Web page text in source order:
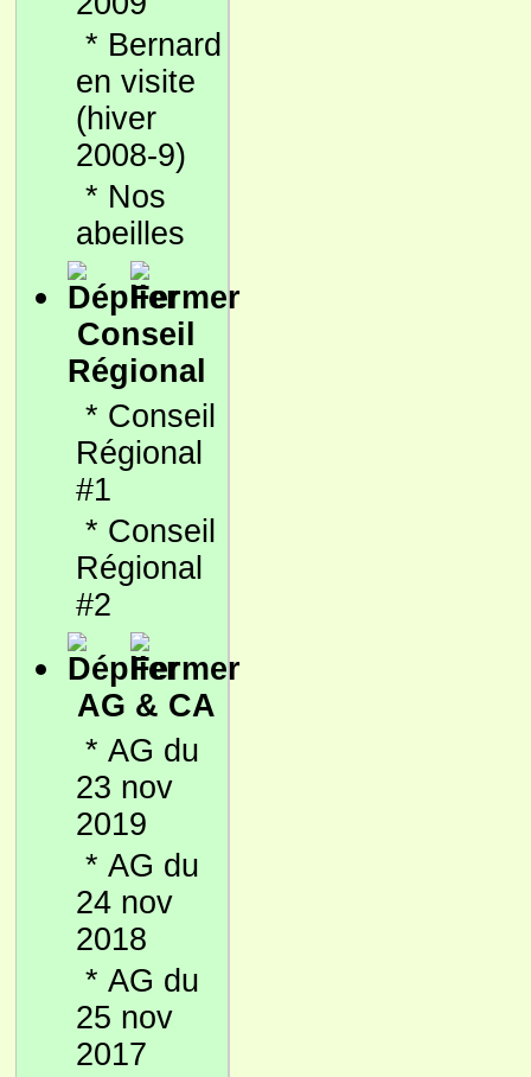
* Bernard
en visite
(hiver
2008-9)
* Nos
abeilles
Conseil
Régional
* Conseil
Régional
#1
* Conseil
Régional
#2
AG & CA
* AG du
23 nov
2019
* AG du
24 nov
2018
* AG du
25 nov
2017